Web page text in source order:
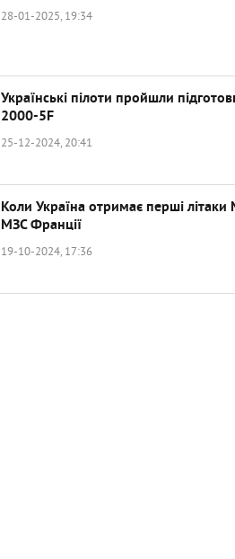
28-01-2025, 19:34
Українські пілоти пройшли
2000-5F
25-12-2024, 20:41
Коли Україна отримає перші літаки
МЗС Франції
19-10-2024, 17:36